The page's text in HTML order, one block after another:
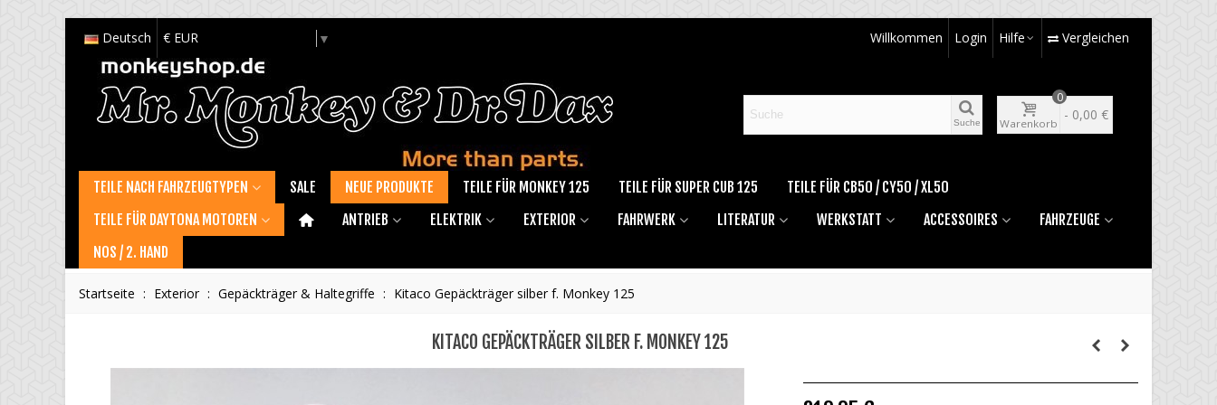
Deutsch € EUR ▼ Willkommen Login Hilfe Vergleichen
Suche Warenkorb
0
- 0,00 €
TEILE NACH FAHRZEUGTYPEN SALE NEUE PRODUKTE TEILE FÜR MONKEY 125 TEILE FÜR SUPER CUB 125
TEILE FÜR CB50 / CY50 / XL50
TEILE FÜR DAYTONA MOTOREN
ANTRIEB ELEKTRIK EXTERIOR FAHRWERK LITERATUR WERKSTATT ACCESSOIRES
FAHRZEUGE
NOS / 2. HAND
Startseite : Exterior : Gepäckträger & Haltegriffe : Kitaco Gepäckträger silber f. Monkey 125
KITACO GEPÄCKTRÄGER SILBER F. MONKEY 125